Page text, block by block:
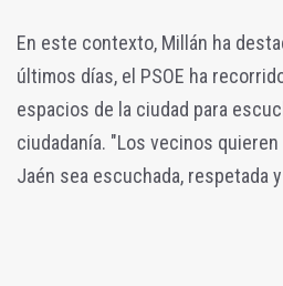
En este contexto, Millán ha
últimos días, el PSOE ha
espacios de la ciudad para
ciudadanía. "Los vecinos
Jaén sea escuchada, respetada